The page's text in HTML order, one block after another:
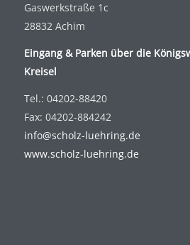
Gaswerkstraße 1c
28832 Achim
Eingang & Parken über die
Kreisel
Tel.: 04202-88420
Fax: 04202-884242
info@scholz-luehring.de
www.scholz-luehring.de